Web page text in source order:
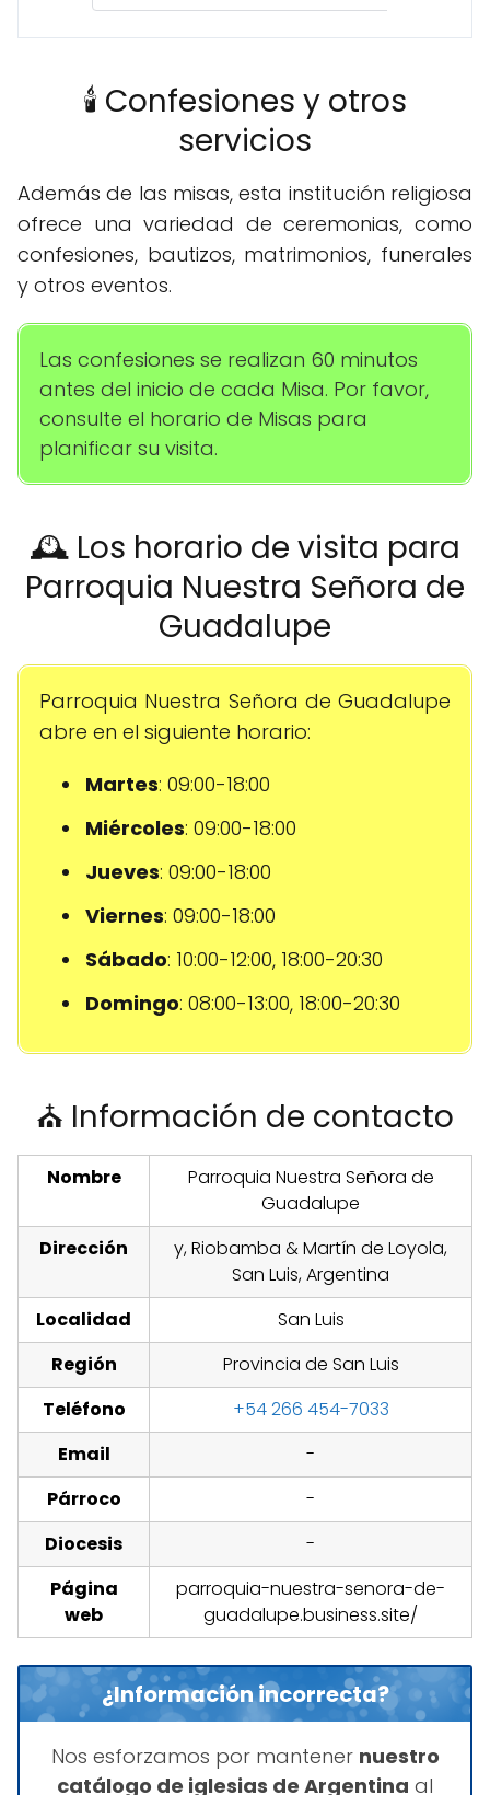
🕯️ Confesiones y otros
servicios
Además de las misas, esta institución religiosa
ofrece una variedad de ceremonias, como
confesiones, bautizos, matrimonios, funerales
y otros eventos.
Las confesiones se realizan 60 minutos
antes del inicio de cada Misa. Por favor,
consulte el horario de Misas para
planificar su visita.
🕰️ Los horario de visita para
Parroquia Nuestra Señora de
Guadalupe
Parroquia Nuestra Señora de Guadalupe
abre en el siguiente horario:
Martes: 09:00-18:00
Miércoles: 09:00-18:00
Jueves: 09:00-18:00
Viernes: 09:00-18:00
Sábado: 10:00-12:00, 18:00-20:30
Domingo: 08:00-13:00, 18:00-20:30
⛪ Información de contacto
Nombre
Parroquia Nuestra Señora de
Guadalupe
Dirección
y, Riobamba & Martín de Loyola,
San Luis, Argentina
Localidad
San Luis
Región
Provincia de San Luis
Teléfono
+54 266 454-7033
Email
-
Párroco
-
Diocesis
-
Página
web
parroquia-nuestra-senora-de-
guadalupe.business.site/
¿Información incorrecta?
Nos esforzamos por mantener nuestro
catálogo de iglesias de Argentina al